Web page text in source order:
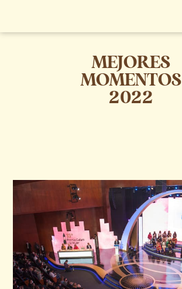
MEJORES
MOMENTOS
2022